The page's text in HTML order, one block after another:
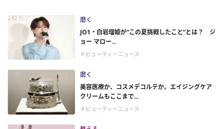
磨く
JO1・白岩瑠姫が“この夏挑戦したこと”とは？ ジ
ョー マロー...
＃ビューティーニュース
磨く
美容医療か、コスメデコルテか。エイジングケア
クリームもここまで...
＃ビューティーニュース